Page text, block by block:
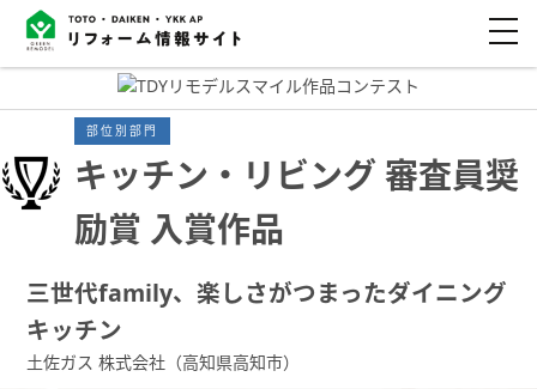
部位別部門
キッチン・リビング 審査員奨
励賞 入賞作品
三世代family、楽しさがつまったダイニング
キッチン
土佐ガス 株式会社（高知県高知市）